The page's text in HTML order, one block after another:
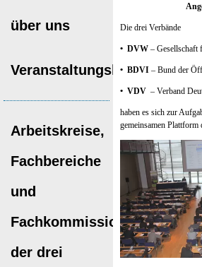
über uns
Veranstaltungskalender
Arbeitskreise,
Fachbereiche
und
Fachkommissionen
der drei
Die drei Verbände
• DVW – Gesellschaft
• BDVI – Bund der
• VDV – Verband
haben es sich zur
gemeinsamen